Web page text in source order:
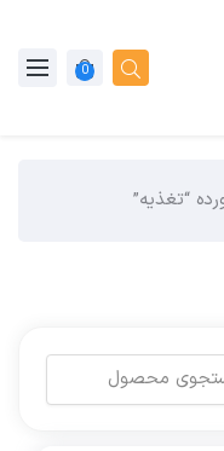
0
“تغذیه”